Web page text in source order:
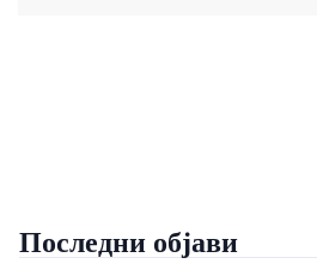
Последни објави